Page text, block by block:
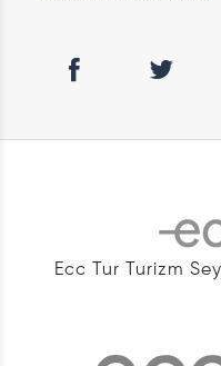
Ecc Tur Turizm